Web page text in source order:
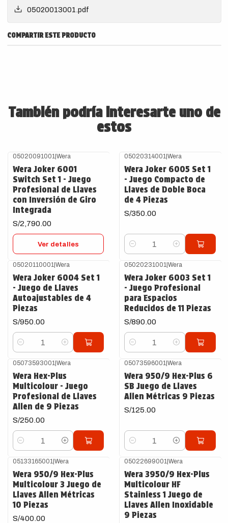
05020013001.pdf
COMPARTIR ESTE PRODUCTO
También podría interesarte uno de
estos
05020091001 |Wera
Wera Joker 6001
Switch Set 1 - Juego
Profesional de Llaves
con Inversión de Giro
Integrada
S/2,790.00
Ver detalles
05020314001 |Wera
Wera Joker 6005 Set 1
- Juego Compacto de
Llaves de Doble Boca
de 4 Piezas
S/350.00
Cantidad
05020110001 |Wera
Wera Joker 6004 Set 1
- Juego de Llaves
Autoajustables de 4
Piezas
S/950.00
Cantidad
05020231001 |Wera
Wera Joker 6003 Set 1
- Juego Profesional
para Espacios
Reducidos de 11 Piezas
S/890.00
Cantidad
05073593001 |Wera
Wera Hex-Plus
Multicolour - Juego
Profesional de Llaves
Allen de 9 Piezas
S/250.00
Cantidad
05073596001 |Wera
Wera 950/9 Hex-Plus 6
SB Juego de Llaves
Allen Métricas 9 Piezas
S/125.00
Cantidad
05133165001 |Wera
Wera 950/9 Hex-Plus
Multicolour 3 Juego de
Llaves Allen Métricas
10 Piezas
S/400.00
05022699001 |Wera
Wera 3950/9 Hex-Plus
Multicolour HF
Stainless 1 Juego de
Llaves Allen Inoxidable
9 Piezas